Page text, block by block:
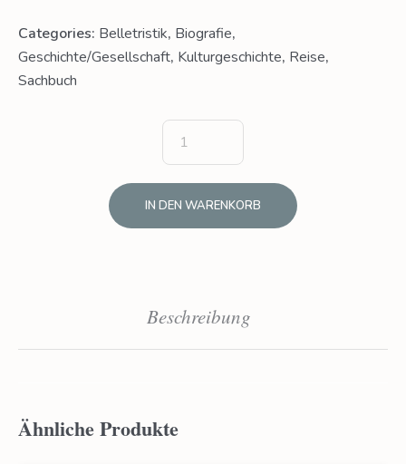
Categories: Belletristik, Biografie,
Geschichte/Gesellschaft, Kulturgeschichte, Reise,
Sachbuch
IN DEN WARENKORB
Beschreibung
Ähnliche Produkte